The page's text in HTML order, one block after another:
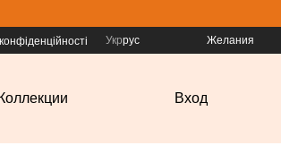
Укррус Желания
Коллекции Вход